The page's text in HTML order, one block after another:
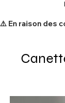
​⚠️ En raison des